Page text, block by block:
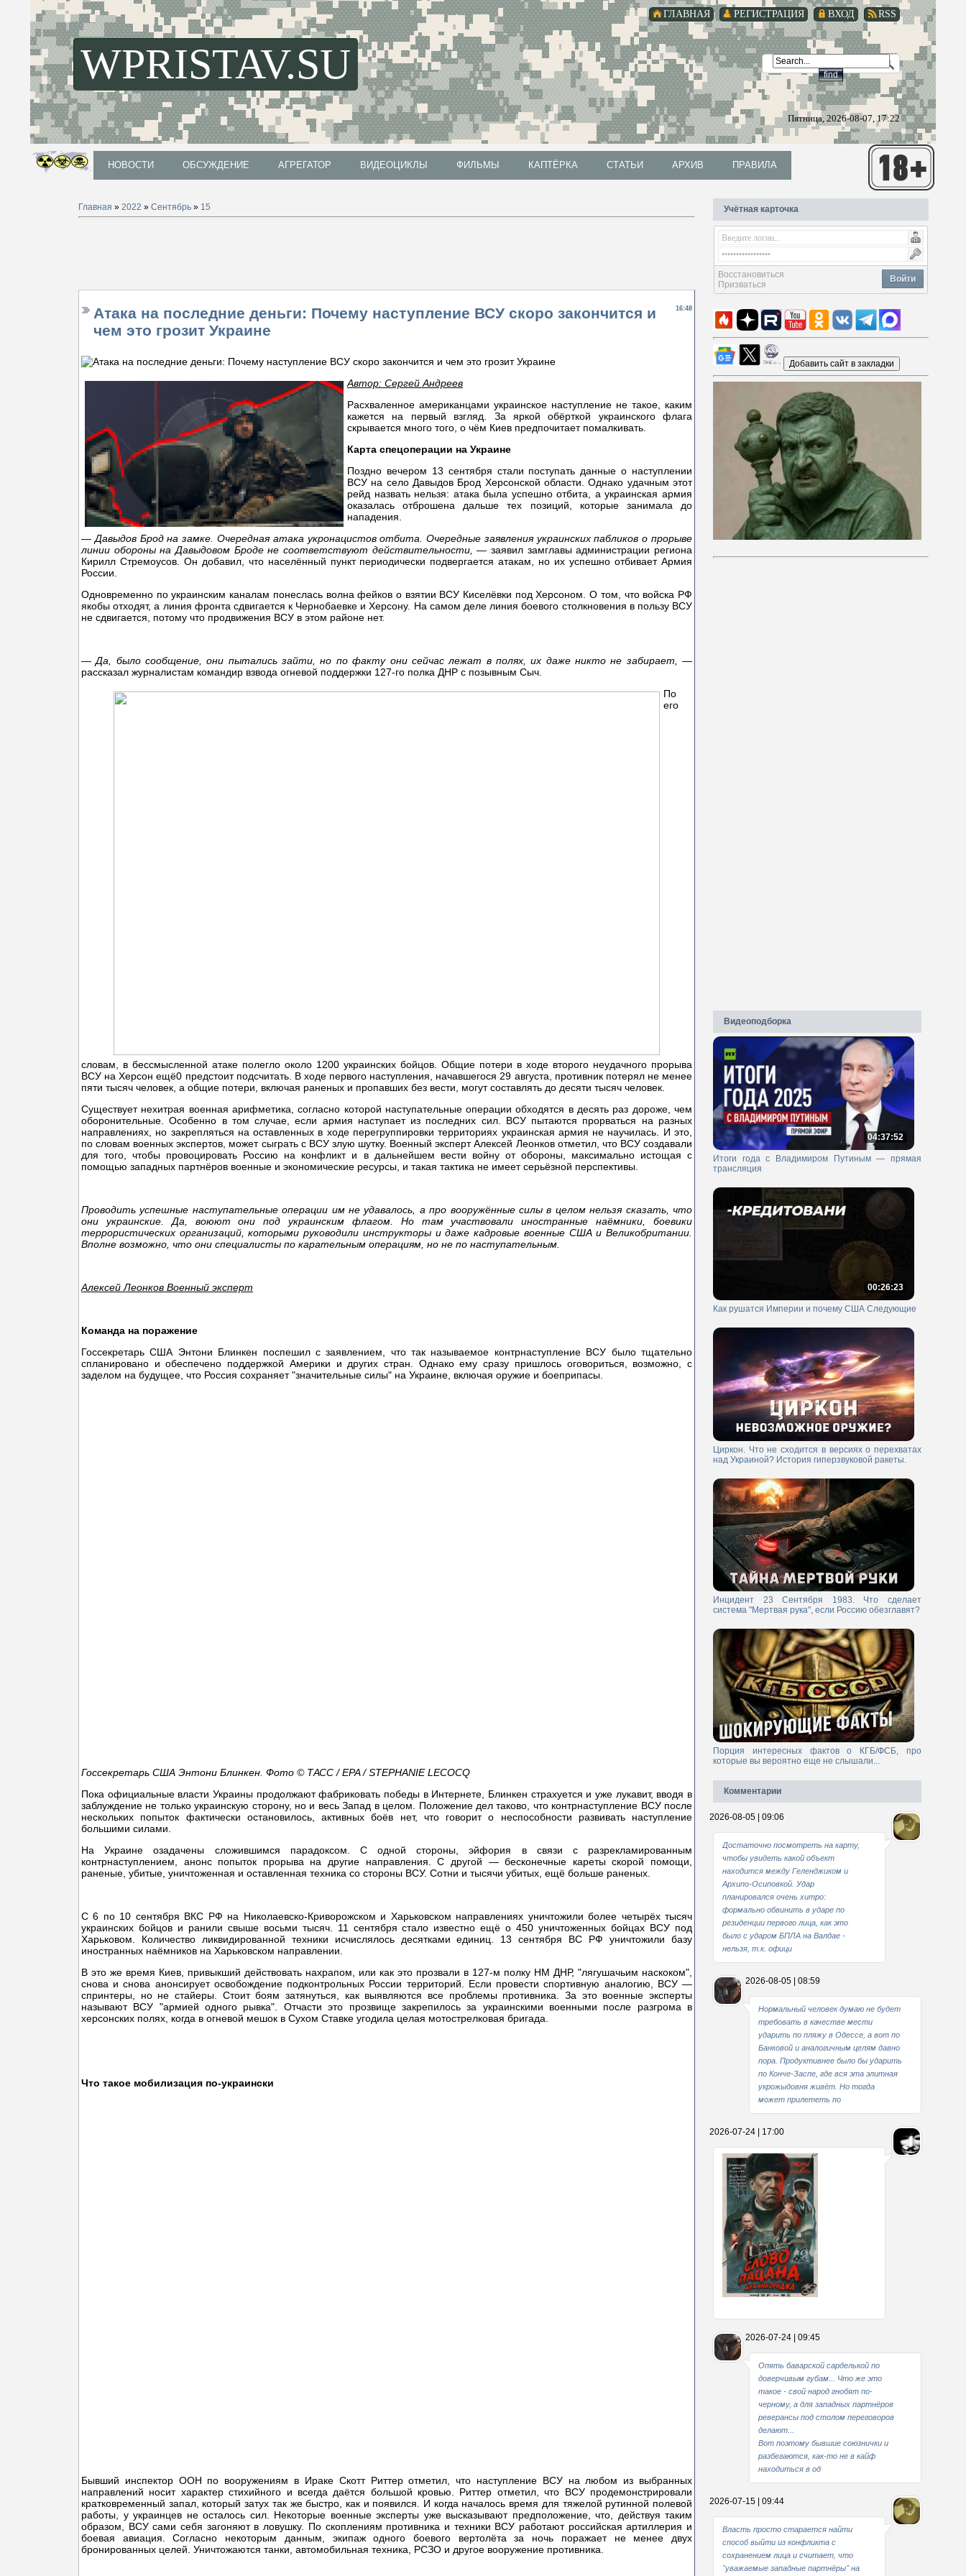
RSS
ВХОД
РЕГИСТРАЦИЯ
ГЛАВНАЯ
WPRISTAV.SU
Пятница, 2026-08-07, 17:22
НОВОСТИ ОБСУЖДЕНИЕ АГРЕГАТОР ВИДЕОЦИКЛЫ ФИЛЬМЫ КАПТЁРКА СТАТЬИ АРХИВ ПРАВИЛА
Главная » 2022 » Сентябрь » 15
16:48
Атака на последние деньги: Почему наступление ВСУ скоро закончится и
чем это грозит Украине
Автор: Сергей Андреев
Расхваленное американцами украинское наступление не такое, каким
кажется на первый взгляд. За яркой обёрткой украинского флага
скрывается много того, о чём Киев предпочитает помалкивать.
Карта спецоперации на Украине
Поздно вечером 13 сентября стали поступать данные о наступлении
ВСУ на село Давыдов Брод Херсонской области. Однако удачным этот
рейд назвать нельзя: атака была успешно отбита, а украинская армия
оказалась отброшена дальше тех позиций, которые занимала до
нападения.
— Давыдов Брод на замке. Очередная атака укронацистов отбита. Очередные заявления украинских пабликов о прорыве
линии обороны на Давыдовом Броде не соответствуют действительности,— заявил замглавы администрации региона
Кирилл Стремоусов. Он добавил, что населённый пункт периодически подвергается атакам, но их успешно отбивает Армия
России.
Одновременно по украинским каналам понеслась волна фейков о взятии ВСУ Киселёвки под Херсоном. О том, что войска РФ
якобы отходят, а линия фронта сдвигается к Чернобаевке и Херсону. На самом деле линия боевого столкновения в пользу ВСУ
не сдвигается, потому что продвижения ВСУ в этом районе нет.
— Да, было сообщение, они пытались зайти, но по факту они сейчас лежат в полях, их даже никто не забирает, —
рассказал журналистам командир взвода огневой поддержки 127-го полка ДНР с позывным Сыч.
По
его
словам, в бессмысленной атаке полегло около 1200 украинских бойцов. Общие потери в ходе второго неудачного прорыва
ВСУ на Херсон ещё0 предстоит подсчитать. В ходе первого наступления, начавшегося 29 августа, противник потерял не менее
пяти тысяч человек, а общие потери, включая раненых и пропавших без вести, могут составлять до десяти тысяч человек.
Существует нехитрая военная арифметика, согласно которой наступательные операции обходятся в десять раз дороже, чем
оборонительные. Особенно в том случае, если армия наступает из последних сил. ВСУ пытаются прорваться на разных
направлениях, но закрепляться на оставленных в ходе перегруппировки территориях украинская армия не научилась. И это,
по словам военных экспертов, может сыграть с ВСУ злую шутку. Военный эксперт Алексей Леонков отметил, что ВСУ создавали
для того, чтобы провоцировать Россию на конфликт и в дальнейшем вести войну от обороны, максимально истощая с
помощью западных партнёров военные и экономические ресурсы, и такая тактика не имеет серьёзной перспективы.
Проводить успешные наступательные операции им не удавалось, а про вооружённые силы в целом нельзя сказать, что
они украинские. Да, воюют они под украинским флагом. Но там участвовали иностранные наёмники, боевики
террористических организаций, которыми руководили инструкторы и даже кадровые военные США и Великобритании.
Вполне возможно, что они специалисты по карательным операциям, но не по наступательным.
Алексей Леонков Военный эксперт
Команда на поражение
Госсекретарь США Энтони Блинкен поспешил с заявлением, что так называемое контрнаступление ВСУ было тщательно
спланировано и обеспечено поддержкой Америки и других стран. Однако ему сразу пришлось оговориться, возможно, с
заделом на будущее, что Россия сохраняет "значительные силы" на Украине, включая оружие и боеприпасы.
Госсекретарь США Энтони Блинкен. Фото © ТАСС / EPA / STEPHANIE LECOCQ
Пока официальные власти Украины продолжают фабриковать победы в Интернете, Блинкен страхуется и уже лукавит, вводя в
заблуждение не только украинскую сторону, но и весь Запад в целом. Положение дел таково, что контрнаступление ВСУ после
нескольких попыток фактически остановилось, активных боёв нет, что говорит о неспособности развивать наступление
большими силами.
На Украине озадачены сложившимся парадоксом. С одной стороны, эйфория в связи с разрекламированным
контрнаступлением, анонс попыток прорыва на другие направления. С другой — бесконечные кареты скорой помощи,
раненые, убитые, уничтоженная и оставленная техника со стороны ВСУ. Сотни и тысячи убитых, ещё больше раненых.
С 6 по 10 сентября ВКС РФ на Николаевско-Криворожском и Харьковском направлениях уничтожили более четырёх тысяч
украинских бойцов и ранили свыше восьми тысяч. 11 сентября стало известно ещё о 450 уничтоженных бойцах ВСУ под
Харьковом. Количество ликвидированной техники исчислялось десятками единиц. 13 сентября ВС РФ уничтожили базу
иностранных наёмников на Харьковском направлении.
В это же время Киев, привыкший действовать нахрапом, или как это прозвали в 127-м полку НМ ДНР, "лягушачьим наскоком",
снова и снова анонсирует освобождение подконтрольных России территорий. Если провести спортивную аналогию, ВСУ —
спринтеры, но не стайеры. Стоит боям затянуться, как выявляются все проблемы противника. За это военные эксперты
называют ВСУ "армией одного рывка". Отчасти это прозвище закрепилось за украинскими военными после разгрома в
херсонских полях, когда в огневой мешок в Сухом Ставке угодила целая мотострелковая бригада.
Что такое мобилизация по-украински
Бывший инспектор ООН по вооружениям в Ираке Скотт Риттер отметил, что наступление ВСУ на любом из выбранных
направлений носит характер стихийного и всегда даётся большой кровью. Риттер отметил, что ВСУ продемонстрировали
кратковременный запал, который затух так же быстро, как и появился. И когда началось время для тяжелой рутинной полевой
работы, у украинцев не осталось сил. Некоторые военные эксперты уже высказывают предположение, что, действуя таким
образом, ВСУ сами себя загоняют в ловушку. По скоплениям противника и техники ВСУ работают российская артиллерия и
боевая авиация. Согласно некоторым данным, экипаж одного боевого вертолёта за ночь поражает не менее двух
бронированных целей. Уничтожаются танки, автомобильная техника, РСЗО и другое вооружение противника.
Учётная карточка
Войти
Восстановиться
Призваться
Видеоподборка
04:37:52
Итоги года с Владимиром Путиным — прямая
трансляция
00:26:23
Как рушатся Империи и почему США Следующие
Циркон. Что не сходится в версиях о перехватах
над Украиной? История гиперзвуковой ракеты.
Инцидент 23 Сентября 1983. Что сделает
система "Мертвая рука", если Россию обезглавят?
Порция интересных фактов о КГБ/ФСБ, про
которые вы вероятно еще не слышали...
Комментарии
2026-08-05 | 09:06
Достаточно посмотреть на карту,
чтобы увидеть какой объект
находится между Геленджиком и
Архипо-Осиповкой. Удар
планировался очень хитро:
формально обвинить в ударе по
резиденции первого лица, как это
было с ударом БПЛА на Валдае -
нельзя, т.к. офици
2026-08-05 | 08:59
Нормальный человек думаю не будет
требовать в качестве мести
ударить по пляжу в Одессе, а вот по
Банковой и аналогичным целям давно
пора. Продуктивнее было бы ударить
по Конче-Заспе, где вся эта элитная
укрожыдовня живёт. Но тогда
может прилететь по
2026-07-24 | 17:00
В свое время
2026-07-24 | 09:45
Опять баварской сарделькой по
доверчивым губам... Что же это
такое - свой народ гнобят по-
черному, а для западных партнёров
реверансы под столом переговоров
делают...
Вот поэтому бывшие союзнички и
разбегаются, как-то не в кайф
находиться в од
2026-07-15 | 09:44
Власть просто старается найти
способ выйти из конфликта с
сохранением лица и считает, что
"уважаемые западные партнёры" на